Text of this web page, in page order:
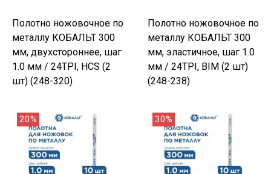
Полотно ножовочное по
металлу КОБАЛЬТ 300
мм, двухстороннее, шаг
1.0 мм / 24TPI, HCS (2
шт) (248-320)
Полотно ножовочное по
металлу КОБАЛЬТ 300
мм, эластичное, шаг 1.0
мм / 24TPI, BIM (2 шт)
(248-238)
20% 30%